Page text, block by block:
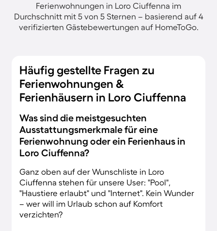
Ferienwohnungen in Loro Ciuffenna im
Durchschnitt mit 5 von 5 Sternen – basierend auf 4
verifizierten Gästebewertungen auf HomeToGo.
Häufig gestellte Fragen zu
Ferienwohnungen &
Ferienhäusern in Loro Ciuffenna
Was sind die meistgesuchten
Ausstattungsmerkmale für eine
Ferienwohnung oder ein Ferienhaus in
Loro Ciuffenna?
Ganz oben auf der Wunschliste in Loro
Ciuffenna stehen für unsere User: "Pool",
"Haustiere erlaubt" und "Internet". Kein Wunder
– wer will im Urlaub schon auf Komfort
verzichten?